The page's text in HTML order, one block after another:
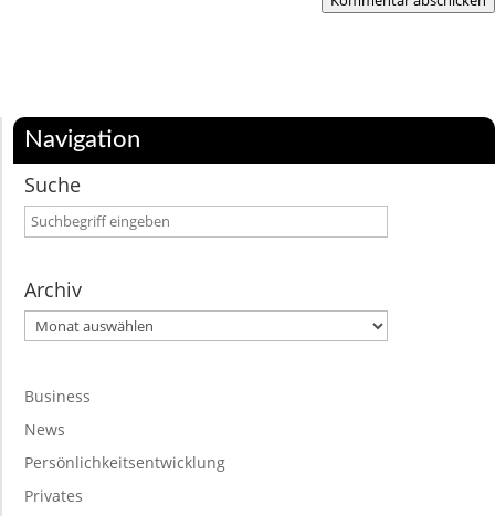
Navigation
Suche
Archiv
Archiv
Business
News
Persönlichkeitsentwicklung
Privates